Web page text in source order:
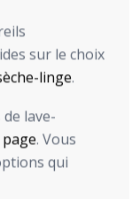
sur le choix
linge.
lave-
. Vous
qui